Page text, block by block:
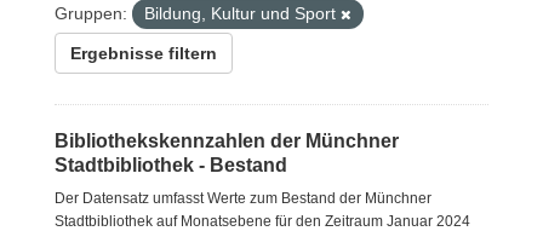
Gruppen:
Bildung, Kultur und Sport
Ergebnisse filtern
Bibliothekskennzahlen der Münchner
Stadtbibliothek - Bestand
Der Datensatz umfasst Werte zum Bestand der Münchner
Stadtbibliothek auf Monatsebene für den Zeitraum Januar 2024